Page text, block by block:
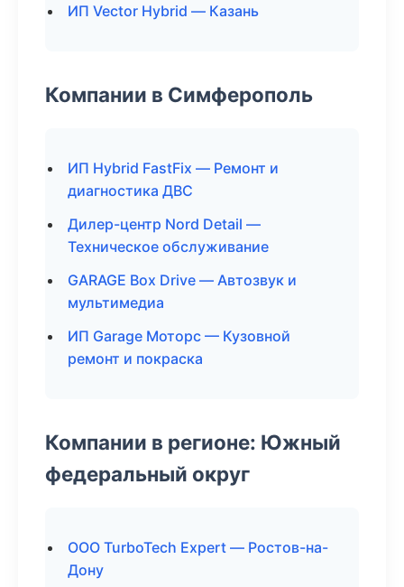
ИП Vector Hybrid — Казань
Компании в Симферополь
ИП Hybrid FastFix — Ремонт и
диагностика ДВС
Дилер-центр Nord Detail —
Техническое обслуживание
GARAGE Box Drive — Автозвук и
мультимедиа
ИП Garage Моторс — Кузовной
ремонт и покраска
Компании в регионе: Южный
федеральный округ
ООО TurboTech Expert — Ростов-на-
Дону